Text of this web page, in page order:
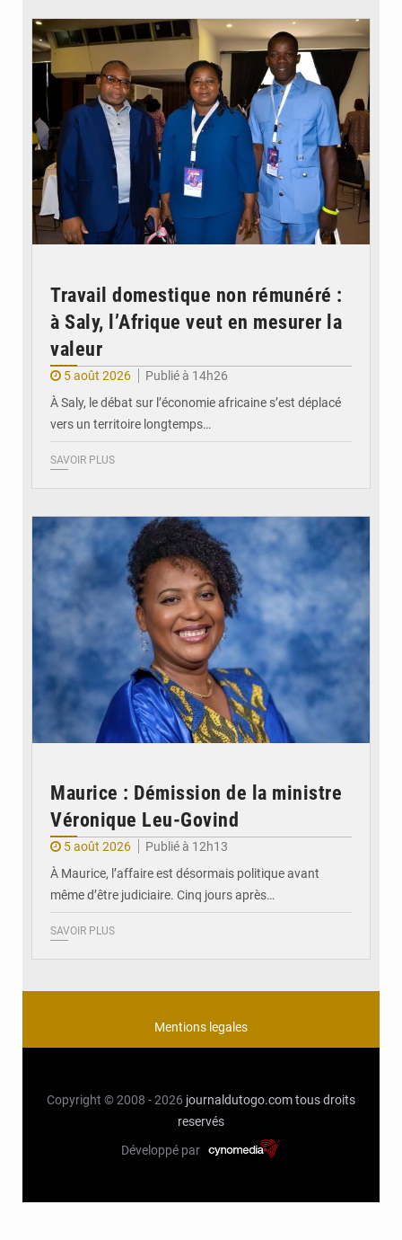
Travail domestique non rémunéré :
à Saly, l’Afrique veut en mesurer la
valeur
5 août 2026
Publié à 14h26
À Saly, le débat sur l’économie africaine s’est déplacé
vers un territoire longtemps…
SAVOIR PLUS
Maurice : Démission de la ministre
Véronique Leu-Govind
5 août 2026
Publié à 12h13
À Maurice, l’affaire est désormais politique avant
même d’être judiciaire. Cinq jours après…
SAVOIR PLUS
Mentions legales
Copyright © 2008 - 2026 journaldutogo.comtous droits
reservés
Développé par